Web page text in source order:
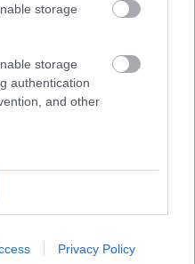
storage
storage
authentication
and other
Privacy Policy